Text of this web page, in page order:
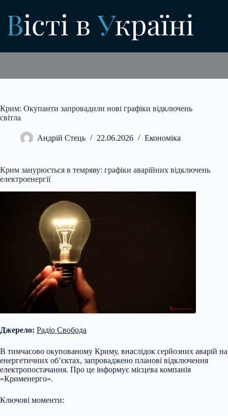
вмісту
Крим: Окупанти запровадили нові графіки відключень
світла
Андрій Стець 22.06.2026 Економіка
Крим занурюється в темряву: графіки аварійних відключень
електроенергії
Джерело: Радіо Свобода
В тимчасово окупованому Криму, внаслідок серйозних аварій на
енергетичних об’єктах, запроваджено планові відключення
електропостачання. Про це інформує місцева компанія
«Крименерго».
Ключові моменти: